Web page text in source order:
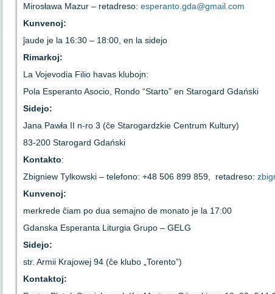
Mirosława Mazur – retadreso: esperanto.gda@gmail.com
Kunvenoj:
ĵaude je la 16:30 – 18:00, en la sidejo
Rimarkoj:
La Vojevodia Filio havas klubojn:
Pola Esperanto Asocio, Rondo “Starto” en Starogard Gdański
Sidejo:
Jana Pawła II n-ro 3 (ĉe Starogardzkie Centrum Kultury)
83-200 Starogard Gdański
Kontakto:
Zbigniew Tylkowski – telefono: +48 506 899 859, retadreso:
Kunvenoj:
merkrede ĉiam po dua semajno de monato je la 17:00
Gdanska Esperanta Liturgia Grupo – GELG
Sidejo:
str. Armii Krajowej 94 (ĉe klubo „Torento”)
Kontaktoj: